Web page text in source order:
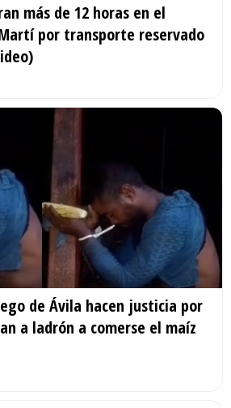
más de 12 horas en el
por transporte reservado
de Ávila hacen justicia por
a ladrón a comerse el maíz